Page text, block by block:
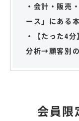
・会計・販売
ース」にある
・【たった4
分析→顧客別
会員限